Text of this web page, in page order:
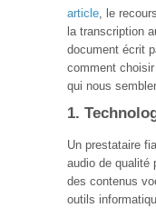
article, le
la transcription
document écrit
comment
qui nous
1.
Un prestataire
audio de qualité
des contenus
outils